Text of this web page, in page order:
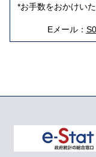
*お手数をおかけい
Eメール：